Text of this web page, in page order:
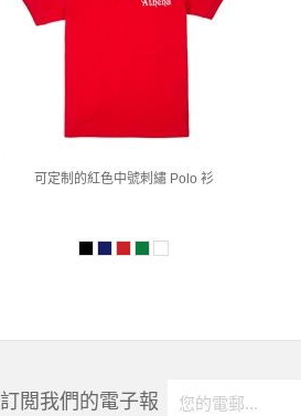
可定制的紅色中號刺繡 Polo 衫
訂閲我們的電子報